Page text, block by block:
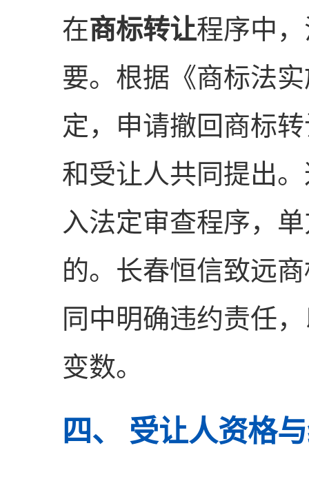
在商标转让程序中
要。根据《商标法
定，申请撤回商标
和受让人共同提出
入法定审查程序，
的。长春恒信致远
同中明确违约责任
变数。
四、 受让人资格